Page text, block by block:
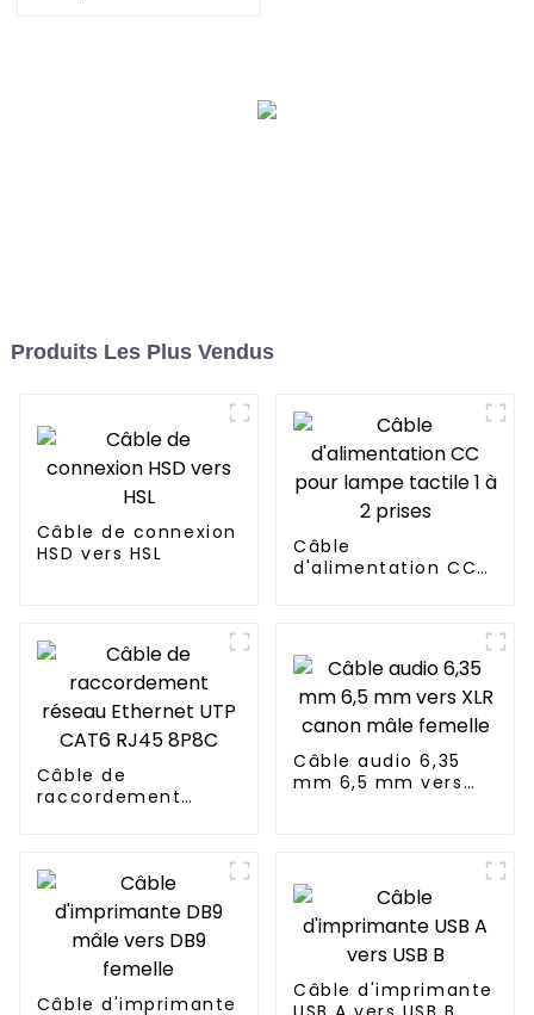
Produits Les Plus Vendus
Câble de connexion
HSD vers HSL
Câble
d'alimentation CC
Câble de
raccordement
Câble audio 6,35
mm 6,5 mm vers
Câble d'imprimante
Câble d'imprimante